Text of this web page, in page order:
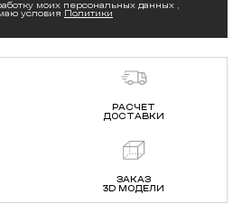
моих персональных данных ,
условия Политики
РАСЧЕТ
ДОСТАВКИ
ЗАКАЗ
3D МОДЕЛИ